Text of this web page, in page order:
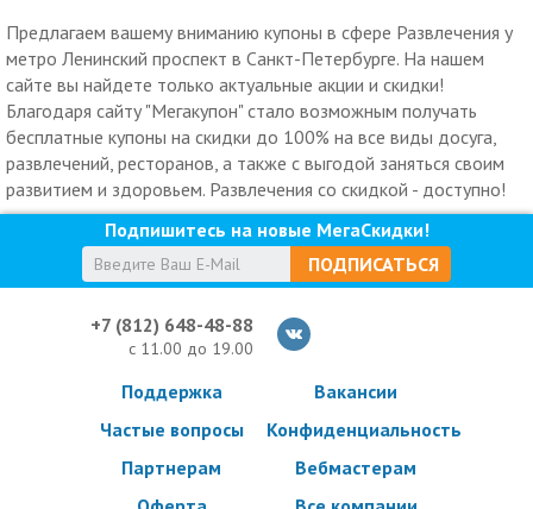
Предлагаем вашему вниманию купоны в сфере Развлечения у
метро Ленинский проспект в Санкт-Петербурге. На нашем
сайте вы найдете только актуальные акции и скидки!
Благодаря сайту "Мегакупон" стало возможным получать
бесплатные купоны на скидки до 100% на все виды досуга,
развлечений, ресторанов, а также с выгодой заняться своим
развитием и здоровьем. Развлечения со скидкой - доступно!
Подпишитесь на новые МегаСкидки!
ПОДПИСАТЬСЯ
+7 (812) 648-48-88
с 11.00 до 19.00
Поддержка
Частые вопросы
Партнерам
Вакансии
Конфиденциальность
Вебмастерам